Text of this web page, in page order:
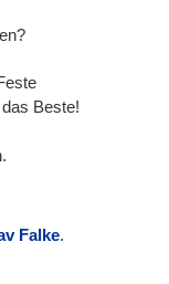
Beste!
Falke.